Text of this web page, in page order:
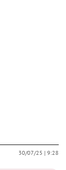
30/07/25 | 9:28